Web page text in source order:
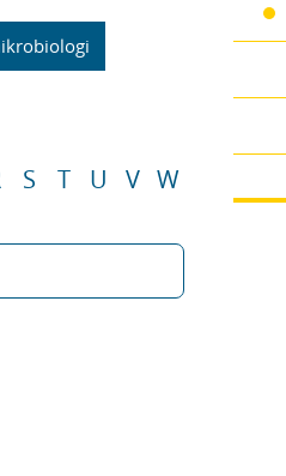
S T U V W